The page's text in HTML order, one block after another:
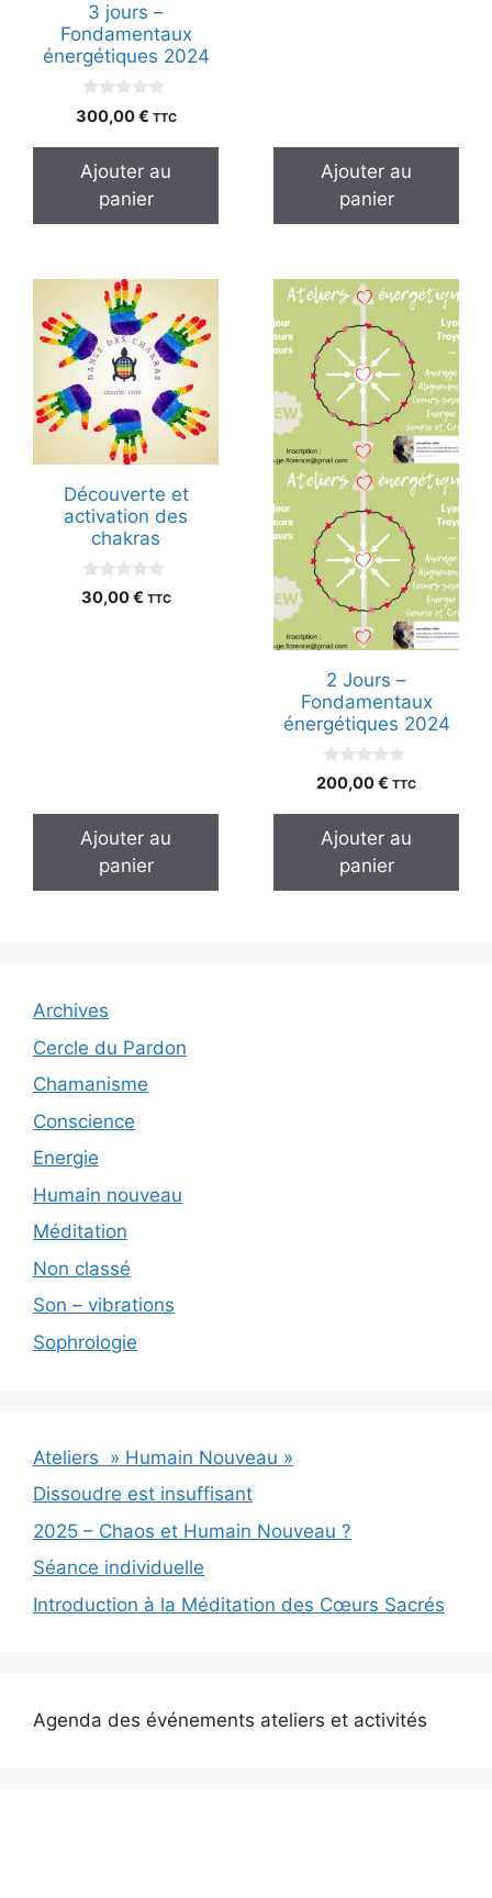
3 jours –
Fondamentaux
énergétiques 2024
0
s
5
300,00€ TTC
Ajouter au
panier
Ajouter au
panier
Découverte et
activation des
chakras
0
s
30,00€ TTC
Ajouter au
panier
2 Jours –
Fondamentaux
énergétiques 2024
0
s
5
200,00€ TTC
Ajouter au
panier
Archives
Cercle du Pardon
Chamanisme
Conscience
Energie
Humain nouveau
Méditation
Non classé
Son – vibrations
Sophrologie
Ateliers » Humain Nouveau »
Dissoudre est insuffisant
2025 – Chaos et Humain Nouveau ?
Séance individuelle
Introduction à la Méditation des Cœurs Sacrés
Agenda des événements ateliers et activités